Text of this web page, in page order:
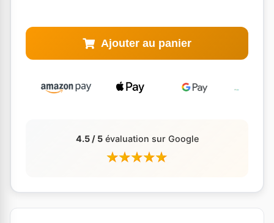
Ajouter au panier
4.5 / 5évaluation sur Google